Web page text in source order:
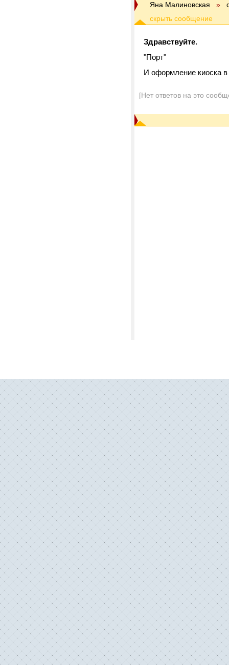
Яна Малиновская »
Здравствуйте.
"Порт"
И оформление киоска в
[Нет ответов на это